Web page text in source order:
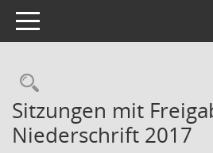
Toggle navigation
Rechercheauswahl
Sitzungen mit
Niederschrift 2017